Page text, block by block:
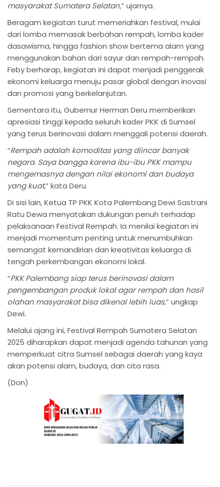
masyarakat Sumatera Selatan,” ujarnya.
Beragam kegiatan turut memeriahkan festival, mulai
dari lomba memasak berbahan rempah, lomba kader
dasawisma, hingga fashion show bertema alam yang
menggunakan bahan dari sayur dan rempah-rempah.
Feby berharap, kegiatan ini dapat menjadi penggerak
ekonomi keluarga menuju pasar global dengan inovasi
dan promosi yang berkelanjutan.
Sementara itu, Gubernur Herman Deru memberikan
apresiasi tinggi kepada seluruh kader PKK di Sumsel
yang terus berinovasi dalam menggali potensi daerah.
“Rempah adalah komoditas yang diincar banyak
negara. Saya bangga karena ibu-ibu PKK mampu
mengemasnya dengan nilai ekonomi dan budaya
yang kuat,” kata Deru.
Di sisi lain, Ketua TP PKK Kota Palembang Dewi Sastrani
Ratu Dewa menyatakan dukungan penuh terhadap
pelaksanaan Festival Rempah. Ia menilai kegiatan ini
menjadi momentum penting untuk menumbuhkan
semangat kemandirian dan kreativitas keluarga di
tengah perkembangan ekonomi lokal.
“PKK Palembang siap terus berinovasi dalam
pengembangan produk lokal agar rempah dan hasil
olahan masyarakat bisa dikenal lebih luas,” ungkap
Dewi.
Melalui ajang ini, Festival Rempah Sumatera Selatan
2025 diharapkan dapat menjadi agenda tahunan yang
memperkuat citra Sumsel sebagai daerah yang kaya
akan potensi alam, budaya, dan cita rasa.
(Don)